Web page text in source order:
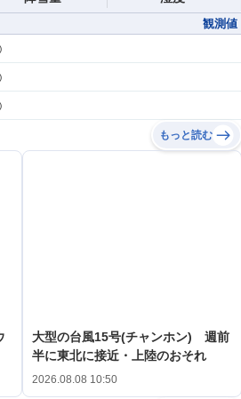
観測値
)
)
)
もっと読む
大型の台風15号(チャンホン) 週前
半に東北に接近・上陸のおそれ
2026.08.08 10:50